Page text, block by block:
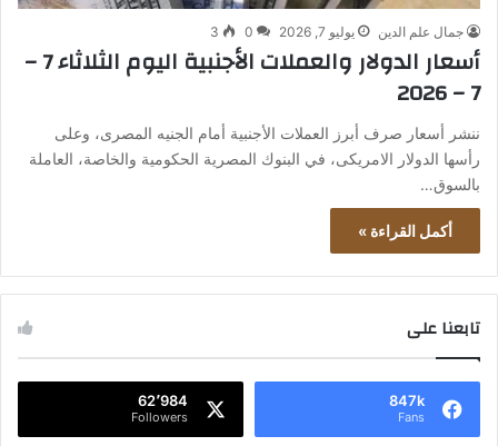
جمال علم الدين يوليو 7, 2026 0
3
أسعار الدولار والعملات الأجنبية اليوم الثلاثاء 7 –
7 – 2026
ننشر أسعار صرف أبرز العملات الأجنبية أمام الجنيه المصرى، وعلى
رأسها الدولار الامريكى، في البنوك المصرية الحكومية والخاصة، العاملة
بالسوق…
أكمل القراءة »
تابعنا على
847k
Fans
62٬984
Followers